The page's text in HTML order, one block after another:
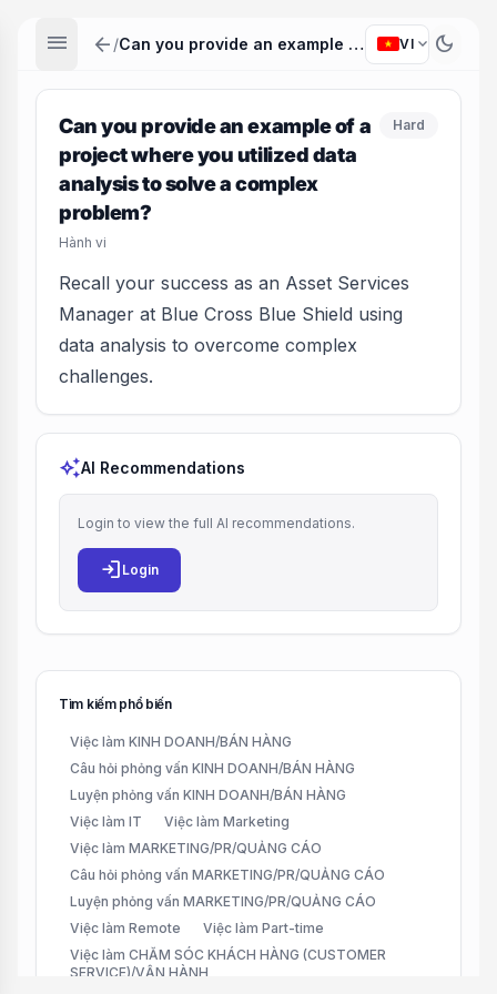
menu arrow_back / Can you provide an example of a project where you utilized data analysis to solve a complex problem? VI expand_more dark_mode
Can you provide an example of a
project where you utilized data
analysis to solve a complex
problem?
Hành vi
Hard
Recall your success as an Asset Services
Manager at Blue Cross Blue Shield using
data analysis to overcome complex
challenges.
auto_awesomeAI Recommendations
Login to view the full AI recommendations.
login Login
Tìm kiếm phổ biến
Việc làm KINH DOANH/BÁN HÀNG
Câu hỏi phỏng vấn KINH DOANH/BÁN HÀNG
Luyện phỏng vấn KINH DOANH/BÁN HÀNG
Việc làm IT
Việc làm Marketing
Việc làm MARKETING/PR/QUẢNG CÁO
Câu hỏi phỏng vấn MARKETING/PR/QUẢNG CÁO
Luyện phỏng vấn MARKETING/PR/QUẢNG CÁO
Việc làm Remote
Việc làm Part-time
Việc làm CHĂM SÓC KHÁCH HÀNG (CUSTOMER
SERVICE)/VẬN HÀNH